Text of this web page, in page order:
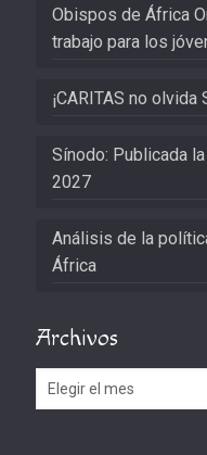
Obispos de África
trabajo para los
¡CARITAS no olvida
Sínodo: Publicada
2027
Análisis de la
África
Archivos
Archivos